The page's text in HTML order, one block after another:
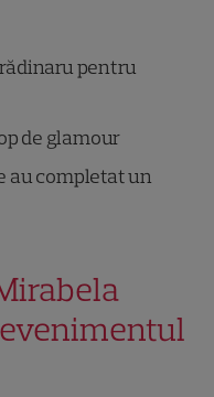
pentru
de glamour
au completat un